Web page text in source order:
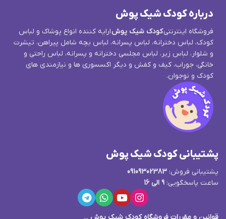
درباره کودک شیک پوش
فروشگاه اینترنتیکودک شیک پوشارایه کننده انواع پوشاک و لباس
کودک، لباس دخترانه، لباس پسرانه، لباس بچه شامل پیراهن، تیشرت
و شلوار، لباس زیر، لباس مجلسی دخترانه و پسرانه، لباس راحتی و
خانگی، جوراب، کیف و کفش و دیگر اکسسوری ها و نیازمندی های
کودک و نوجوان.
پشتیبانی کودک شیک پوش
پشتیبانی فروش: 09109302383
ساعت پاسخگویی: 9 الی 16